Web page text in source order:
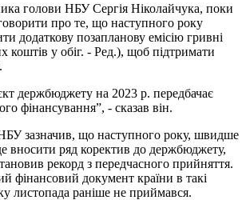
голови НБУ Сергія Ніколайчука, поки
про те, що наступного року
додаткову позапланову емісію гривні
коштів у обіг. - Ред.), щоб підтримати
держбюджету на 2023 р. передбачає
фінансування”, - сказав він.
зазначив, що наступного року, швидше
вносити ряд коректив до держбюджету,
рекорд з передчасного прийняття.
фінансовий документ країни в такі
листопада раніше не приймався.